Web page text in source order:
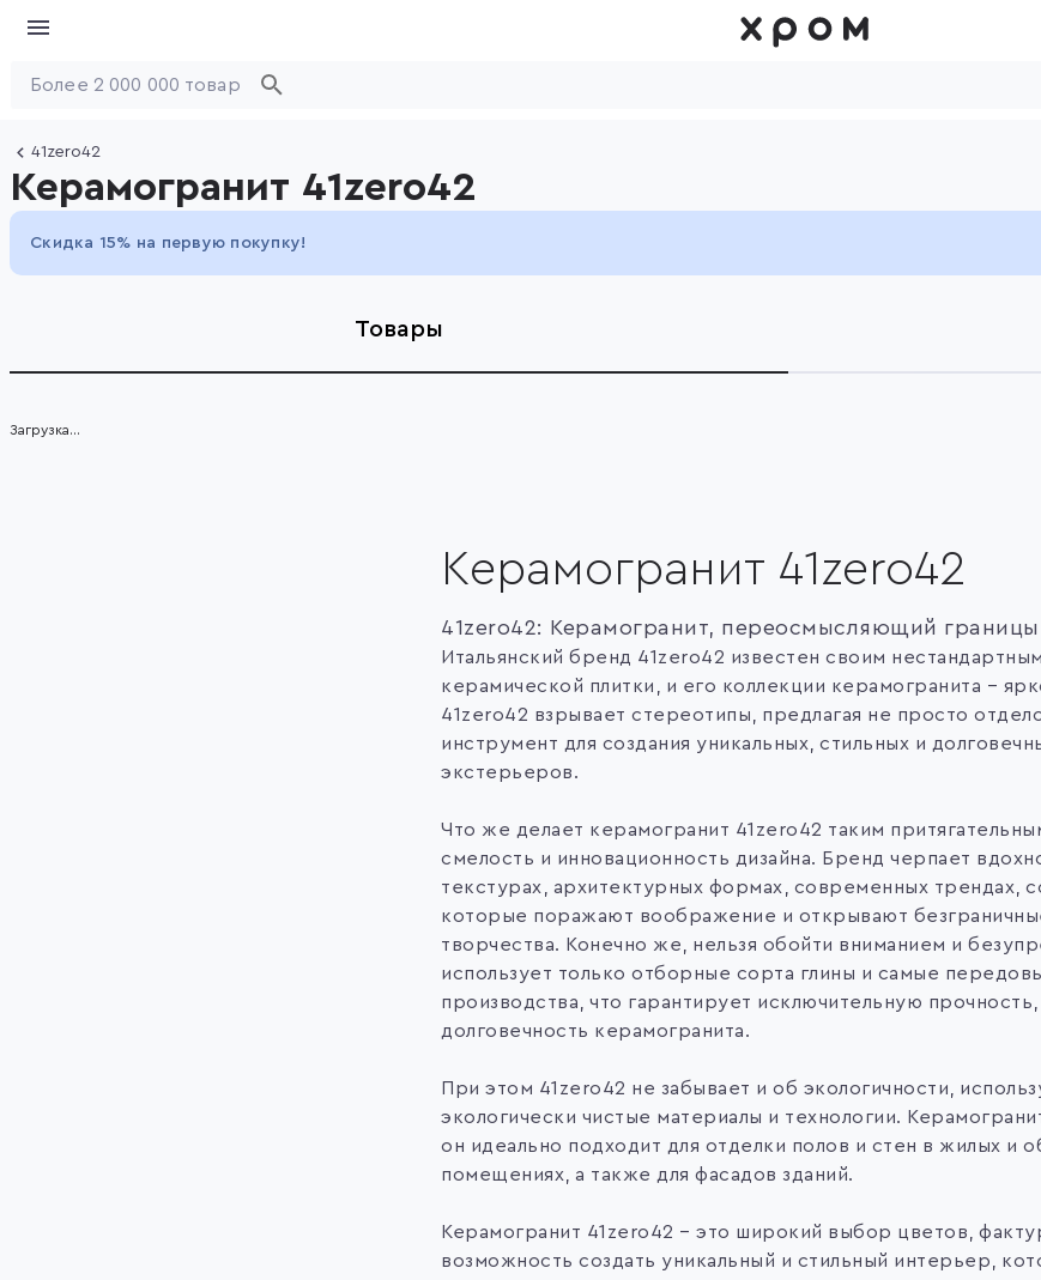
41zero42
Керамогранит 41zero42
Скидка 15% на первую покупку!
Товары
Загрузка...
Керамогранит 41zero42
41zero42: Керамогранит, переосмысляющий
Итальянский бренд 41zero42 известен своим
керамической плитки, и его коллекции керамогранита –
41zero42 взрывает стереотипы, предлагая не просто
инструмент для создания уникальных, стильных и
экстерьеров.
Что же делает керамогранит 41zero42 таким
смелость и инновационность дизайна. Бренд черпает
текстурах, архитектурных формах, современных трендах,
которые поражают воображение и открывают
творчества. Конечно же, нельзя обойти вниманием и
использует только отборные сорта глины и самые
производства, что гарантирует исключительную
долговечность керамогранита.
При этом 41zero42 не забывает и об экологичности,
экологически чистые материалы и технологии.
он идеально подходит для отделки полов и стен в жилых и
помещениях, а также для фасадов зданий.
Керамогранит 41zero42 – это широкий выбор цветов,
возможность создать уникальный и стильный интерьер,